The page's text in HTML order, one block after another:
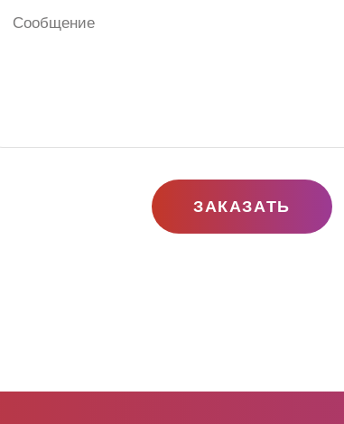
ЗАКАЗАТЬ